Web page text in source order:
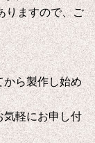
りますので、ご
から製作し始め
気軽にお申し付